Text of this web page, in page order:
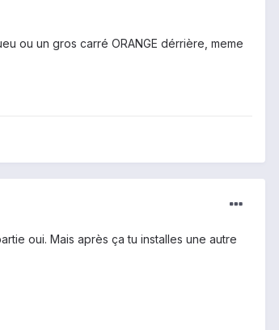
ou un gros carré ORANGE dérrière, meme
oui. Mais après ça tu installes une autre